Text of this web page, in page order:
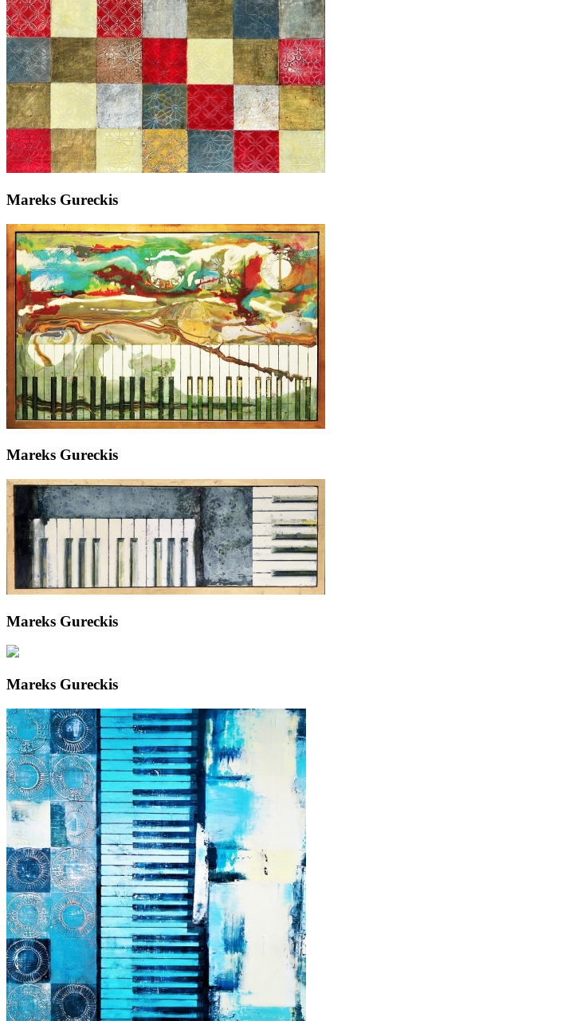
Mareks Gureckis
Mareks Gureckis
Mareks Gureckis
Mareks Gureckis